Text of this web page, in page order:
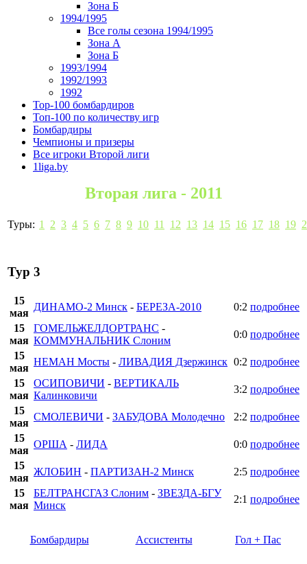
Зона Б
1994/1995
Все голы сезона 1994/1995
Зона А
Зона Б
1993/1994
1992/1993
1992
Top-100 бомбардиров
Топ-100 по количеству игр
Бомбардиры
Чемпионы и призеры
Все игроки Второй лиги
1liga.by
Вторая лига - 2011
Туры: 1 2 3 4 5 6 7 8 9 10 11 12 13 14 15 16 17 18 19
Тур 3
15
мая
ДИНАМО-2 Минск - БЕРЕЗА-2010 0:2 подробнее
15
мая
ГОМЕЛЬЖЕЛДОРТРАНС -
КОММУНАЛЬНИК Слоним
0:0 подробнее
15
мая
НЕМАН Мосты - ЛИВАДИЯ Дзержинск 0:2 подробнее
15
мая
ОСИПОВИЧИ - ВЕРТИКАЛЬ
Калинковичи
3:2 подробнее
15
мая
СМОЛЕВИЧИ - ЗАБУДОВА Молодечно 2:2 подробнее
15
мая
ОРША - ЛИДА 0:0 подробнее
15
мая
ЖЛОБИН - ПАРТИЗАН-2 Минск 2:5 подробнее
15
мая
БЕЛТРАНСГАЗ Слоним - ЗВЕЗДА-БГУ
Минск
2:1 подробнее
Бомбардиры Ассистенты Гол + Пас